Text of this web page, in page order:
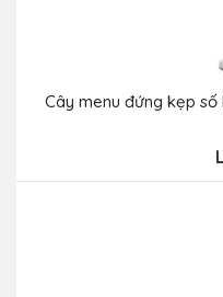
Cây menu đứng kẹp số